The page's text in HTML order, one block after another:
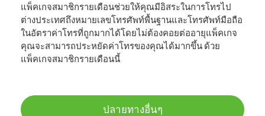
แพ็คเกจสมาชิกรายเดือนช่วยให้คุณมีอิสระในการโทรไป
ต่างประเทศถึงหมายเลขโทรศัพท์พื้นฐานและโทรศัพท์มือถือ
ในอัตราค่าโทรที่ถูกมากได้โดยไม่ต้องคอยต่ออายุแพ็คเกจ
คุณจะสามารถประหยัดค่าโทรของคุณได้มากขึ้น ด้วย
แพ็คเกจสมาชิกรายเดือนนี้
ปลายทางอื่นๆ